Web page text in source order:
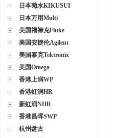
日本菊水KIKUSUI
日本万用Multi
美国福禄克Fluke
美国安捷伦Agilent
美国泰克Tektronix
美国Omega
香港上润WP
香港虹润HR
新虹润NHR
香港昌晖SWP
杭州盘古